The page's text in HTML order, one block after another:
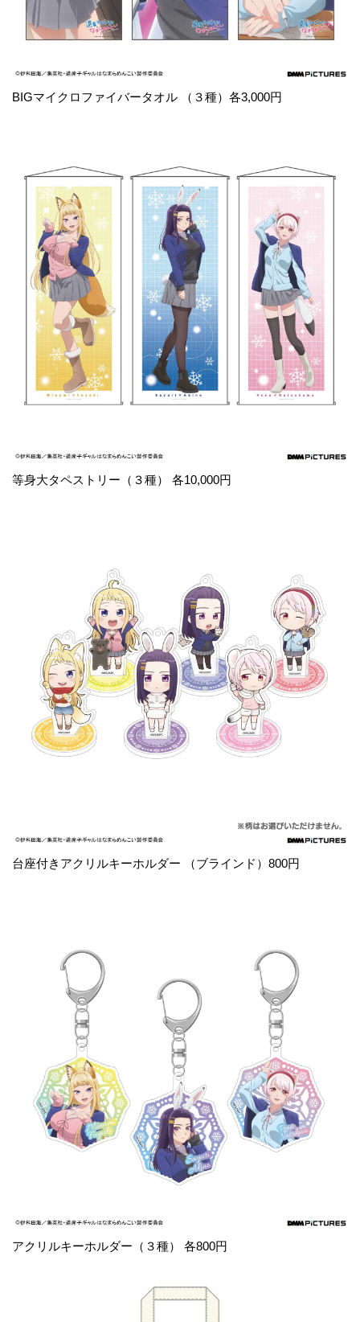
BIGマイクロファイバータオル （３種）各3,000円
等身大タペストリー（３種） 各10,000円
台座付きアクリルキーホルダー （ブラインド）800円
アクリルキーホルダー（３種） 各800円